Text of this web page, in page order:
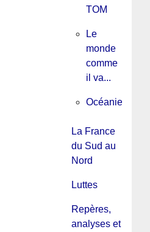
TOM
Le
monde
comme
il va...
Océanie
La France
du Sud au
Nord
Luttes
Repères,
analyses et